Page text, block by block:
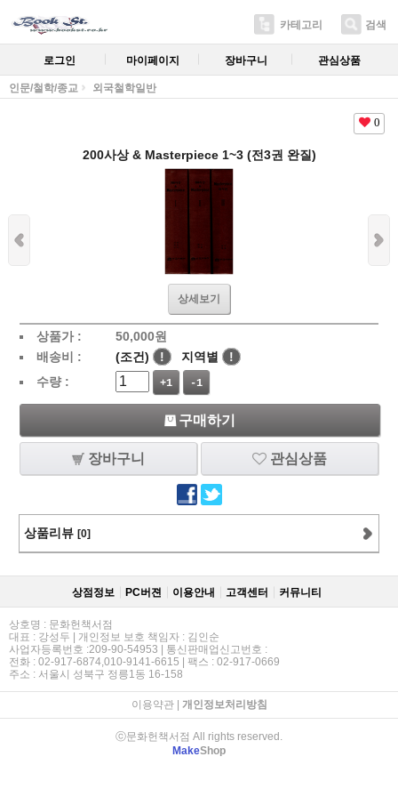
카테고리 검색
로그인 마이페이지 장바구니 관심상품
인문/철학/종교 외국철학일반
0
200사상 & Masterpiece 1~3 (전3권 완질)
상세보기
상품가 : 50,000원
배송비 :
(조건) ! 지역별
!
수량 :
+1 -1
구매하기
장바구니 관심상품
상품리뷰 [0]
상점정보 PC버젼 이용안내 고객센터 커뮤니티
상호명 : 문화헌책서점
대표 : 강성두 | 개인정보 보호 책임자 : 김인순
사업자등록번호 :209-90-54953 | 통신판매업신고번호 :
전화 : 02-917-6874,010-9141-6615 | 팩스 : 02-917-0669
주소 : 서울시 성북구 정릉1동 16-158
이용약관| 개인정보처리방침
ⓒ문화헌책서점 All rights reserved.
MakeShop